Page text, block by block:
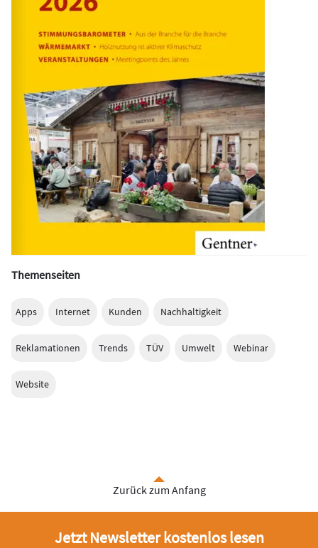
Themenseiten
Apps Internet Kunden Nachhaltigkeit
Reklamationen Trends TÜV Umwelt Webinar
Website
Zurück zum Anfang
Jetzt Newsletter kostenlos lesen